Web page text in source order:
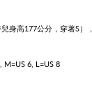
身高177公分，穿著S）
M=US 6, L=US 8